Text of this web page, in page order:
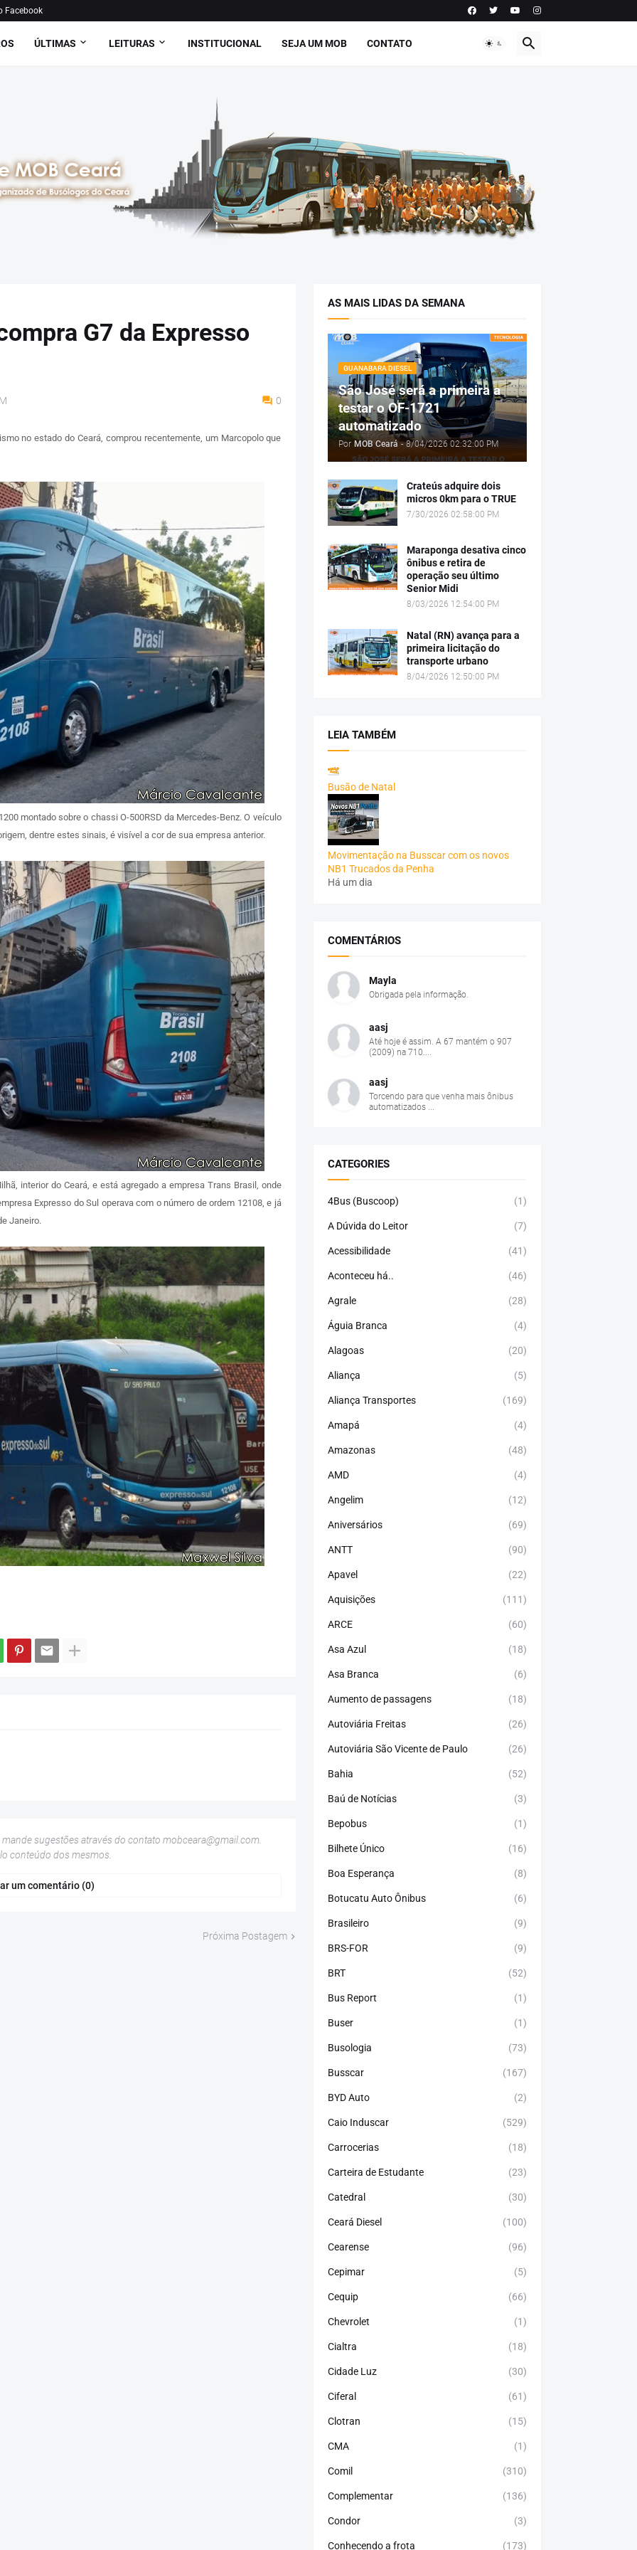
Facebook
ÚLTIMAS LEITURAS INSTITUCIONAL SEJA UM MOB CONTATO
G7 da Expresso
0
no estado do Ceará, comprou recentemente, um Marcopolo que
montado sobre o chassi O-500RSD da Mercedes-Benz. O veículo
dentre estes sinais, é visível a cor de sua empresa anterior.
interior do Ceará, e está agregado a empresa Trans Brasil, onde
Expresso do Sul operava com o número de ordem 12108, e já
Janeiro.
sugestões através do contato mobceara@gmail.com.
conteúdo dos mesmos.
um comentário (0)
Próxima Postagem
AS MAIS LIDAS DA SEMANA
GUANABARA DIESEL
São José será a primeira a
testar o OF-1721
automatizado
Por MOB Ceará - 8/04/2026 02:32:00 PM
Crateús adquire dois
micros 0km para o TRUE
7/30/2026 02:58:00 PM
Maraponga desativa cinco
ônibus e retira de
operação seu último
Senior Midi
8/03/2026 12:54:00 PM
Natal (RN) avança para a
primeira licitação do
transporte urbano
8/04/2026 12:50:00 PM
LEIA TAMBÉM
Busão de Natal
Movimentação na Busscar com os novos
NB1 Trucados da Penha
Há um dia
COMENTÁRIOS
Mayla
Obrigada pela informação.
aasj
Até hoje é assim. A 67 mantém o 907
(2009) na 710....
aasj
Torcendo para que venha mais ônibus
automatizados ...
CATEGORIES
4Bus (Buscoop) (1)
A Dúvida do Leitor (7)
Acessibilidade (41)
Aconteceu há.. (46)
Agrale (28)
Águia Branca (4)
Alagoas (20)
Aliança (5)
Aliança Transportes (169)
Amapá (4)
Amazonas (48)
AMD (4)
Angelim (12)
Aniversários (69)
ANTT (90)
Apavel (22)
Aquisições (111)
ARCE (60)
Asa Azul (18)
Asa Branca (6)
Aumento de passagens (18)
Autoviária Freitas (26)
Autoviária São Vicente de Paulo (26)
Bahia (52)
Baú de Notícias (3)
Bepobus (1)
Bilhete Único (16)
Boa Esperança (8)
Botucatu Auto Ônibus (6)
Brasileiro (9)
BRS-FOR (9)
BRT (52)
Bus Report (1)
Buser (1)
Busologia (73)
Busscar (167)
BYD Auto (2)
Caio Induscar (529)
Carrocerias (18)
Carteira de Estudante (23)
Catedral (30)
Ceará Diesel (100)
Cearense (96)
Cepimar (5)
Cequip (66)
Chevrolet (1)
Cialtra (18)
Cidade Luz (30)
Ciferal (61)
Clotran (15)
CMA (1)
Comil (310)
Complementar (136)
Condor (3)
Conhecendo a frota (173)